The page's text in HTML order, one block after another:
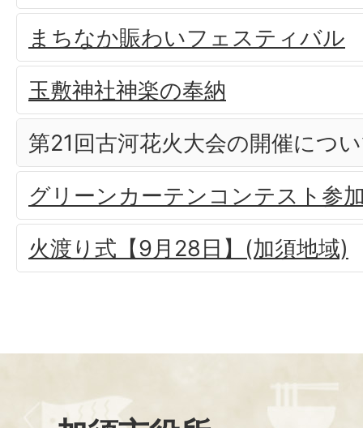
まちなか賑わいフェスティバル
玉敷神社神楽の奉納
第21回古河花火大会の開催につ
グリーンカーテンコンテスト参
火渡り式【9月28日】(加須地域)